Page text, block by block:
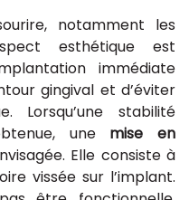
notamment les
esthétique est
immédiate
gingival et d’éviter
Lorsqu’une stabilité
une mise en
Elle consiste à
vissée sur l’implant.